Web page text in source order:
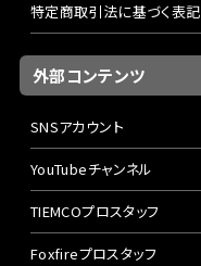
特定商取引法に基づく表記
外部コンテンツ
SNSアカウント
YouTubeチャンネル
TIEMCOプロスタッフ
Foxfireプロスタッフ